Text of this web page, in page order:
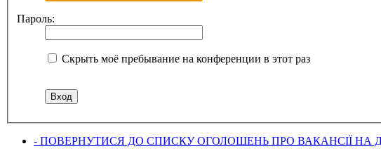
Пароль:
Скрыть моё пребывание на конференции в этот раз
- ПОВЕРНУТИСЯ ДО СПИСКУ ОГОЛОШЕНЬ ПРО ВАКАНСІЇ НА